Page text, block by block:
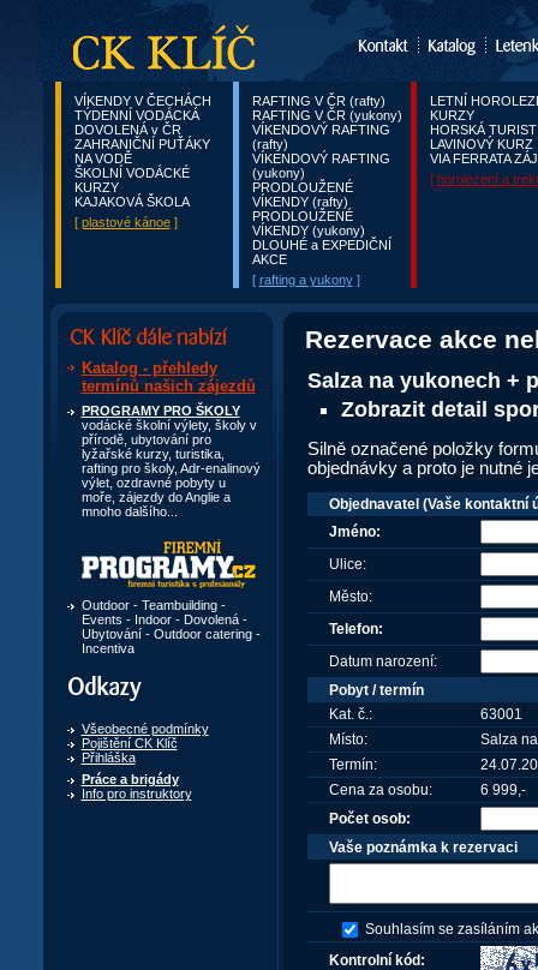
VÍKENDY V ČECHÁCH
TÝDENNÍ VODÁCKÁ
DOVOLENÁ v ČR
ZAHRANIČNÍ PUŤÁKY
NA VODĚ
ŠKOLNÍ VODÁCKÉ
KURZY
KAJAKOVÁ ŠKOLA
[ plastové kánoe]
RAFTING V ČR (rafty)
RAFTING V ČR (yukony)
VÍKENDOVÝ RAFTING
(rafty)
VÍKENDOVÝ RAFTING
(yukony)
PRODLOUŽENÉ
VÍKENDY (rafty)
PRODLOUŽENÉ
VÍKENDY (yukony)
DLOUHÉ a EXPEDIČNÍ
AKCE
[ rafting a yukony]
LETNÍ
KURZY
HORSKÁ
LAVINOVÝ KURZ
VIA FERRATA
[ horolezení a
Aktuální nabídka
Katalog - přehledy
termínů našich zájezdů
PROGRAMY PRO ŠKOLY
vodácké školní výlety, školy v
přírodě, ubytování pro
lyžařské kurzy, turistika,
rafting pro školy, Adr-enalinový
výlet, ozdravné pobyty u
moře, zájezdy do Anglie a
mnoho dalšího...
Outdoor - Teambuilding -
Events - Indoor - Dovolená -
Ubytování - Outdoor catering -
Incentiva
Odkazy
Všeobecné podmínky
Pojištění CK Klíč
Přihláška
Práce a brigády
Info pro instruktory
Rezervace akce
Salza na yukonech +
Zobrazit detail
Silně označené položky
objednávky a proto je nutné
Objednavatel (Vaše kontaktní
Jméno:
Ulice:
Město:
Telefon:
Datum narození:
Pobyt / termín
Kat. č.:
63001
Místo:
Salza
Termín:
Cena za osobu:
6 999,-
Počet osob:
Vaše poznámka k rezervaci
Souhlasím se zasíláním
Kontrolní kód: